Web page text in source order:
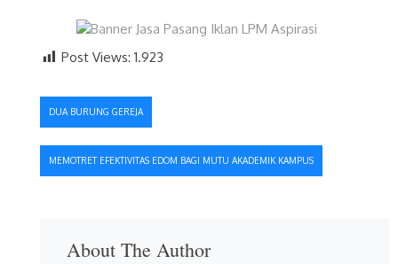
Post Views: 1.923
Navigasi
pos
DUA BURUNG GEREJA
MEMOTRET EFEKTIVITAS EDOM BAGI MUTU AKADEMIK KAMPUS
About The Author